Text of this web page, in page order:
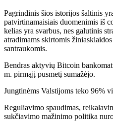
Pagrindinis šios istorijos šaltinis
patvirtinamaisiais duomenimis iš
kelias yra svarbus, nes galutinis
atradimams skirtomis
santraukomis.
Bendras aktyvių Bitcoin
m. pirmąjį pusmetį sumažėjo.
Jungtinėms Valstijoms teko 96%
Reguliavimo spaudimas,
sukčiavimo mažinimo politika